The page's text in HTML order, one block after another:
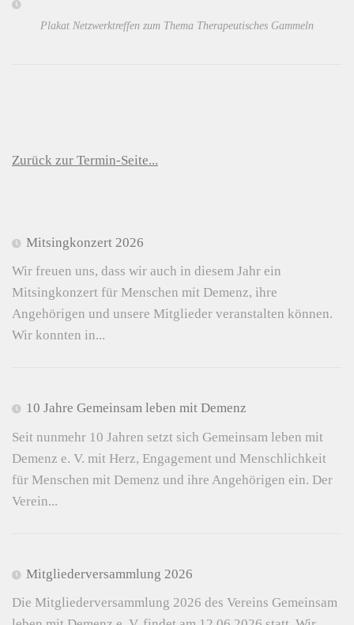
Plakat Netzwerktreffen zum Thema Therapeutisches Gammeln
Zurück zur Termin-Seite...
Mitsingkonzert 2026
Wir freuen uns, dass wir auch in diesem Jahr ein
Mitsingkonzert für Menschen mit Demenz, ihre
Angehörigen und unsere Mitglieder veranstalten können.
Wir konnten in...
10 Jahre Gemeinsam leben mit Demenz
Seit nunmehr 10 Jahren setzt sich Gemeinsam leben mit
Demenz e. V. mit Herz, Engagement und Menschlichkeit
für Menschen mit Demenz und ihre Angehörigen ein. Der
Verein...
Mitgliederversammlung 2026
Die Mitgliederversammlung 2026 des Vereins Gemeinsam